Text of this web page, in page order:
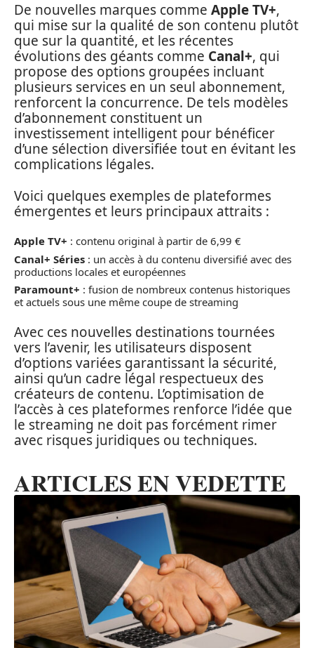
De nouvelles marques comme Apple TV+,
qui mise sur la qualité de son contenu plutôt
que sur la quantité, et les récentes
évolutions des géants comme Canal+, qui
propose des options groupées incluant
plusieurs services en un seul abonnement,
renforcent la concurrence. De tels modèles
d’abonnement constituent un
investissement intelligent pour bénéficer
d’une sélection diversifiée tout en évitant les
complications légales.
Voici quelques exemples de plateformes
émergentes et leurs principaux attraits :
Apple TV+ : contenu original à partir de 6,99 €
Canal+ Séries : un accès à du contenu diversifié avec des
productions locales et européennes
Paramount+ : fusion de nombreux contenus historiques
et actuels sous une même coupe de streaming
Avec ces nouvelles destinations tournées
vers l’avenir, les utilisateurs disposent
d’options variées garantissant la sécurité,
ainsi qu’un cadre légal respectueux des
créateurs de contenu. L’optimisation de
l’accès à ces plateformes renforce l’idée que
le streaming ne doit pas forcément rimer
avec risques juridiques ou techniques.
ARTICLES EN VEDETTE